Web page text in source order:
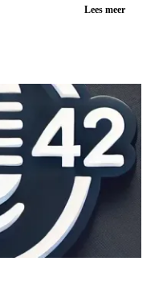
Lees meer